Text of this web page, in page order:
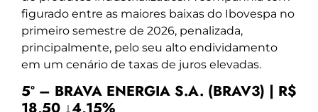
figurado entre as maiores baixas do Ibovespa no
primeiro semestre de 2026, penalizada,
principalmente, pelo seu alto endividamento
em um cenário de taxas de juros elevadas.
5º – BRAVA ENERGIA S.A. (BRAV3) | R$